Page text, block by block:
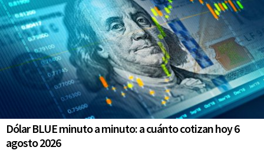
Dólar BLUE minuto a minuto: a cuánto cotizan hoy 6
agosto 2026